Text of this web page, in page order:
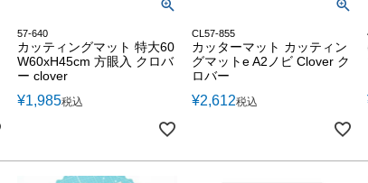
57-640
カッティングマット 特大60
W60xH45cm 方眼入 クロバ
ー clover
¥1,985税込
CL57-855
カッターマット カッティン
グマットe A2ノビ Clover ク
ロバー
¥2,612税込